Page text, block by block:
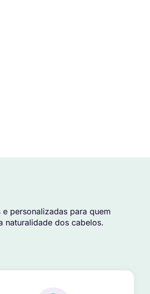
personalizadas para quem
naturalidade dos cabelos.